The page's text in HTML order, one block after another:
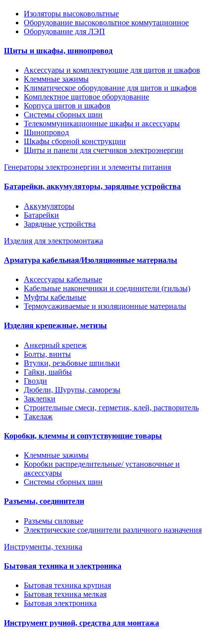
Изоляторы высоковольтные
Оборудование высоковольтное коммутационное
Оборудование для ЛЭП
Щиты и шкафы, шинопровод
Аксессуары и комплектующие для щитов и шкафов
Клеммные зажимы
Климатическое оборудование для щитов и шкафов
Комплектное щитовое оборудование
Корпуса щитов и шкафов
Системы сборных шин
Телекоммуникационные шкафы и аксессуары
Шинопровод
Шкафы сборной конструкции
Щиты и панели для счетчиков электроэнергии
Генераторы электроэнергии и элементы питания
Батарейки, аккумуляторы, зарядные устройства
Аккумуляторы
Батарейки
Зарядные устройства
Изделия для электромонтажа
Арматура кабельная/Изоляционные материалы
Аксессуары кабельные
Кабельные наконечники и соединители (гильзы)
Муфты кабельные
Термоусаживаемые и изоляционные материалы
Изделия крепежные, метизы
Анкерный крепеж
Болты, винты
Втулки, резьбовые шпильки
Гайки, шайбы
Гвозди
Дюбели, Шурупы, саморезы
Заклепки
Строительные смеси, герметик, клей, растворитель
Такелаж
Коробки, клеммы и сопутствующие товары
Клеммные зажимы
Коробки распределительные/ установочные и
аксессуары
Системы сборных шин
Разъемы, соединители
Разъемы силовые
Электрические соединители различного назначения
Инструменты, техника
Бытовая техника и электроника
Бытовая техника крупная
Бытовая техника мелкая
Бытовая электроника
Инструмент ручной, средства для монтажа